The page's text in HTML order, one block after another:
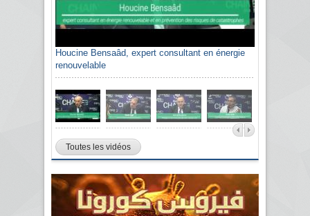
Houcine Bensaâd, expert consultant en énergie
renouvelable
Toutes les vidéos